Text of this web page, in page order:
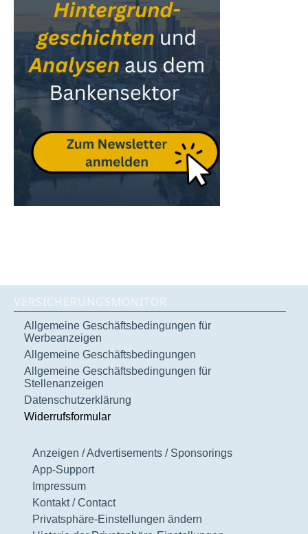
VERSICHERUNGSMONITOR
Allgemeine Geschäftsbedingungen für
Werbeanzeigen
Allgemeine Geschäftsbedingungen
Allgemeine Geschäftsbedingungen für
Stellenanzeigen
Datenschutzerklärung
Widerrufsformular
Anzeigen / Advertisements / Sponsorings
App-Support
Impressum
Kontakt / Contact
Privatsphäre-Einstellungen ändern